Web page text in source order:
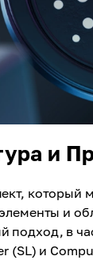
и
который
и
подход, в
(SL) и